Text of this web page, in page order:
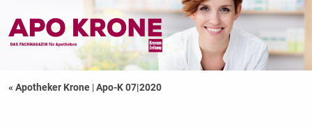
« Apotheker Krone |Apo-K 07|2020